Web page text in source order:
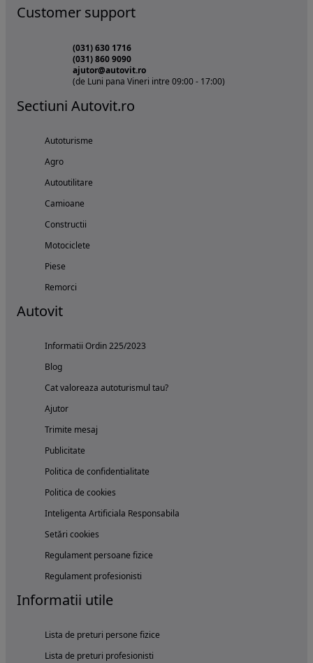
Customer support
(031) 630 1716
(031) 860 9090
ajutor@autovit.ro
(de Luni pana Vineri intre 09:00 - 17:00)
Sectiuni Autovit.ro
Autoturisme
Agro
Autoutilitare
Camioane
Constructii
Motociclete
Piese
Remorci
Autovit
Informatii Ordin 225/2023
Blog
Cat valoreaza autoturismul tau?
Ajutor
Trimite mesaj
Publicitate
Politica de confidentialitate
Politica de cookies
Inteligenta Artificiala Responsabila
Setări cookies
Regulament persoane fizice
Regulament profesionisti
Informatii utile
Lista de preturi persone fizice
Lista de preturi profesionisti